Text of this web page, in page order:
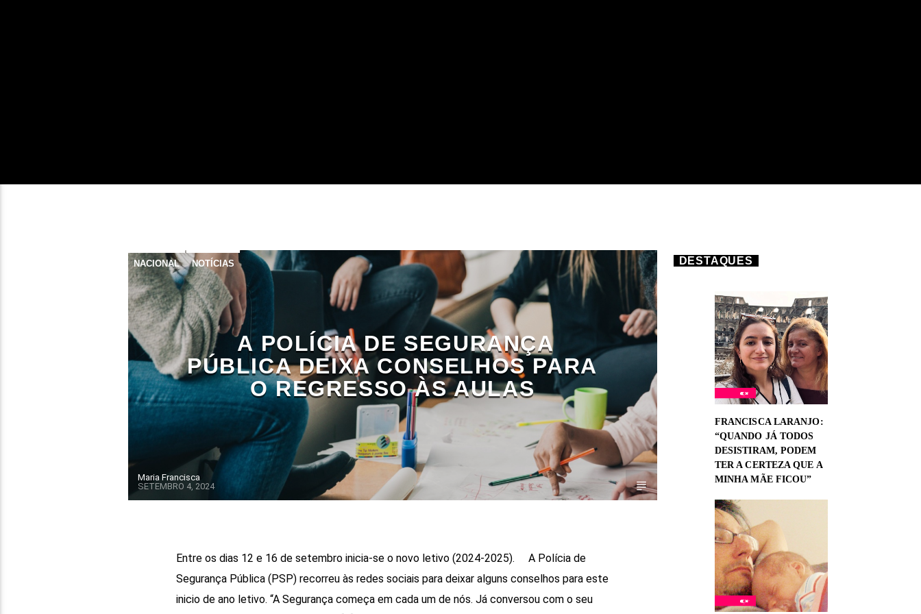
NACIONAL NOTÍCIAS
A POLÍCIA DE SEGURANÇA
PÚBLICA DEIXA CONSELHOS PARA
O REGRESSO ÀS AULAS
Maria Francisca
SETEMBRO 4, 2024
Entre os dias 12 e 16 de setembro inicia-se o novo letivo (2024-2025). A Polícia de
Segurança Pública (PSP) recorreu às redes sociais para deixar alguns conselhos para este
inicio de ano letivo. “A Segurança começa em cada um de nós. Já conversou com o seu
DESTAQUES
FRANCISCA LARANJO:
“QUANDO JÁ TODOS
DESISTIRAM, PODEM
TER A CERTEZA QUE A
MINHA MÃE FICOU”